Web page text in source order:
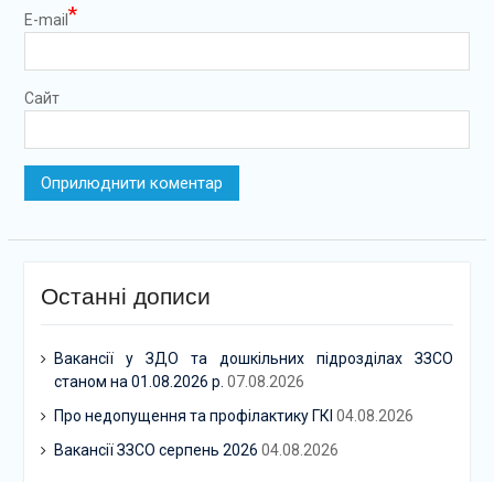
E-mail *
Сайт
Останні дописи
Вакансії у ЗДО та дошкільних підрозділах ЗЗСО
станом на 01.08.2026 р. 07.08.2026
Про недопущення та профілактику ГКІ 04.08.2026
Вакансії ЗЗСО серпень 2026 04.08.2026